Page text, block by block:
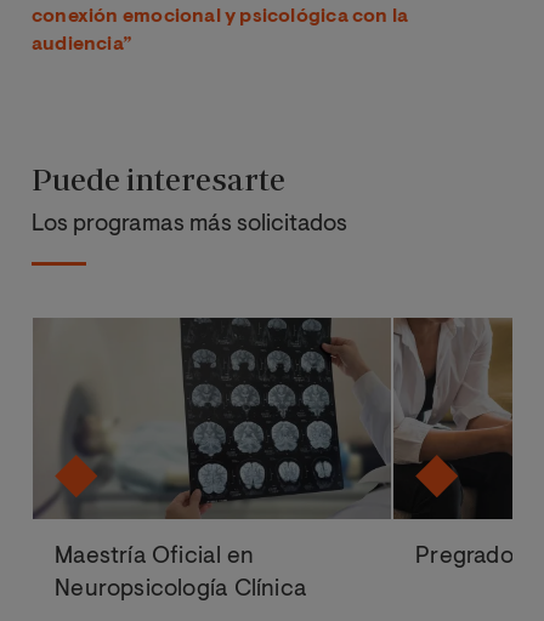
conexión emocional y psicológica con la
audiencia”
Puede interesarte
Los programas más solicitados
Maestría Oficial en
Neuropsicología Clínica
Pregrado